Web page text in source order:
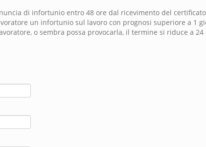
di infortunio entro 48 ore dal ricevimento del certificato
un infortunio sul lavoro con prognosi superiore a 1
o sembra possa provocarla, il termine si riduce a 24